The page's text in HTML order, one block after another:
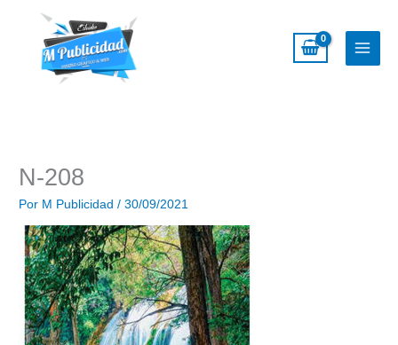
contenido
N-208
Por M Publicidad/30/09/2021